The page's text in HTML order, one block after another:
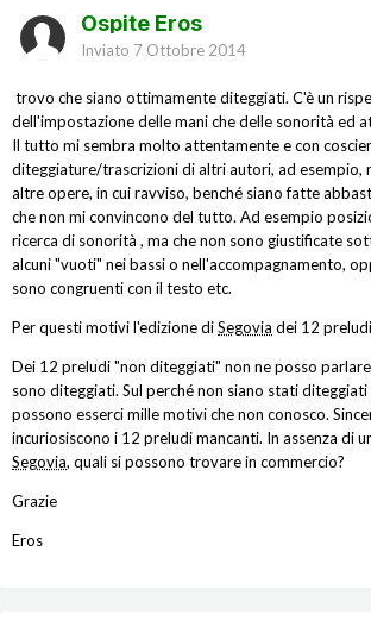
Ospite Eros
Inviato 7 Ottobre 2014
trovo che siano ottimamente diteggiati. C'è un
dell'impostazione delle mani che delle sonorità ed
Il tutto mi sembra molto attentamente e con
diteggiature/trascrizioni di altri autori, ad esempio,
altre opere, in cui ravviso, benché siano fatte
che non mi convincono del tutto. Ad esempio
ricerca di sonorità , ma che non sono giustificate
alcuni "vuoti" nei bassi o nell'accompagnamento,
sono congruenti con il testo etc.
Per questi motivi l'edizione diSegovia dei 12
Dei 12 preludi "non diteggiati" non ne posso
sono diteggiati. Sul perché non siano stati diteggiati
possono esserci mille motivi che non conosco.
incuriosiscono i 12 preludi mancanti. In assenza di
Segovia, quali si possono trovare in commercio?
Grazie
Eros